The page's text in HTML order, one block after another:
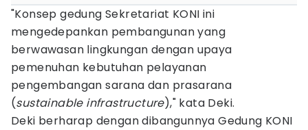
"Konsep gedung Sekretariat KONI ini
mengedepankan pembangunan yang
berwawasan lingkungan dengan upaya
pemenuhan kebutuhan pelayanan
pengembangan sarana dan prasarana
(sustainable infrastructure)," kata Deki.
Deki berharap dengan dibangunnya Gedung KONI